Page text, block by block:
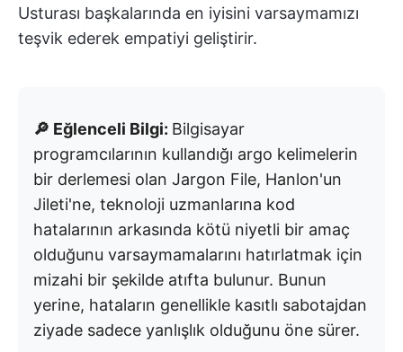
Usturası başkalarında en iyisini varsaymamızı
teşvik ederek empatiyi geliştirir.
🔎 Eğlenceli Bilgi: Bilgisayar
programcılarının kullandığı argo kelimelerin
bir derlemesi olan Jargon File, Hanlon'un
Jileti'ne, teknoloji uzmanlarına kod
hatalarının arkasında kötü niyetli bir amaç
olduğunu varsaymamalarını hatırlatmak için
mizahi bir şekilde atıfta bulunur. Bunun
yerine, hataların genellikle kasıtlı sabotajdan
ziyade sadece yanlışlık olduğunu öne sürer.